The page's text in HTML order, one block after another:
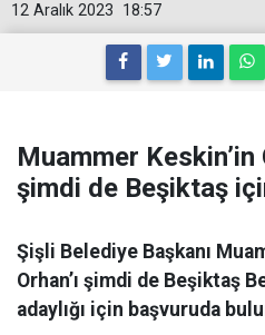
18:57
12 Aralık 2023
Muammer Keskin’in
şimdi de Beşiktaş
Şişli Belediye Başkanı
Orhan’ı şimdi de Beşiktaş
adaylığı için başvuruda